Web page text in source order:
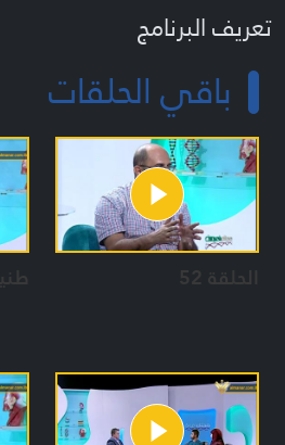
تعريف البرنامج
برنامج طبي إرشادي يتضمن فقرات
الشائعة في مجتمعنا بالاضافة الى
تقديم :
يوسف حمدان / آمنة البزال / حوراء
حسام ياسين / زينب بريطع / حسن
فريق العمل
بشرى سعد / آمنة البزال / يوسف
حوراء حلباوي / حسام ياسين / زينب
مهدي بيلون / زينب سليم / إدارة
باقي الحلقات
الحلقة 52